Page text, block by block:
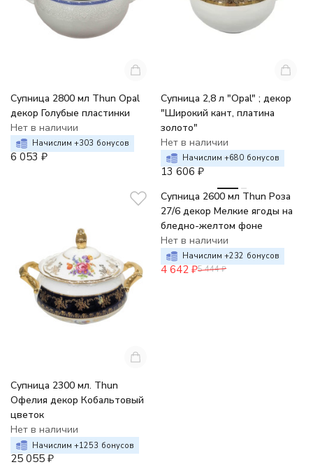
Супница 2800 мл Thun Opal
декор Голубые пластинки
Нет в наличии
Начислим +303 бонусов
6 053 ₽
Супница 2,8 л "Opal" ; декор
"Широкий кант, платина
золото"
Нет в наличии
Начислим +680 бонусов
13 606 ₽
Супница 2300 мл. Thun
Офелия декор Кобальтовый
цветок
Нет в наличии
Начислим +1253 бонусов
25 055 ₽
-15%
Супница 2600 мл Thun Роза
27/6 декор Мелкие ягоды на
бледно-желтом фоне
Нет в наличии
Начислим +232 бонусов
4 642 ₽5 444 ₽